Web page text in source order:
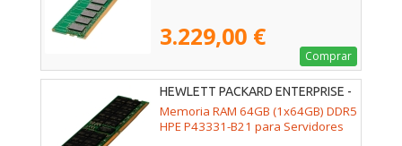
3.229,00 €
Comprar
HEWLETT PACKARD ENTERPRISE -
P43331-B21
Memoria RAM 64GB (1x64GB) DDR5
HPE P43331-B21 para Servidores